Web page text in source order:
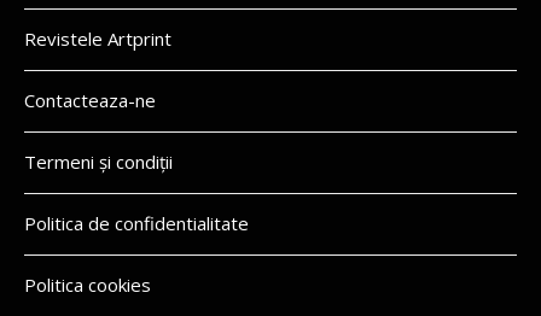
Revistele Artprint
Contacteaza-ne
Termeni și condiții
Politica de confidentialitate
Politica cookies